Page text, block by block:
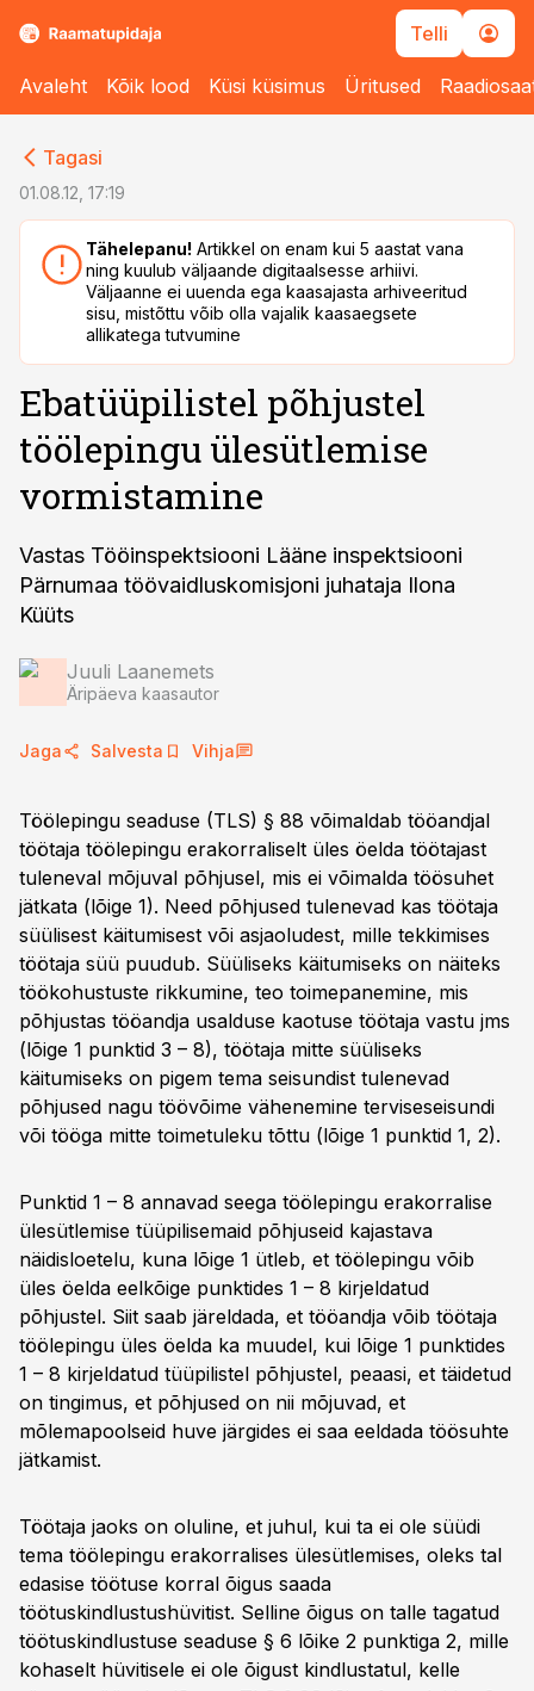
Telli
Avaleht Kõik lood Küsi küsimus Üritused
Tagasi
01.08.12, 17:19
Tähelepanu! Artikkel on enam kui 5 aastat vana
ning kuulub väljaande digitaalsesse arhiivi.
Väljaanne ei uuenda ega kaasajasta arhiveeritud
sisu, mistõttu võib olla vajalik kaasaegsete
allikatega tutvumine
Ebatüüpilistel põhjustel
töölepingu ülesütlemise
vormistamine
Vastas Tööinspektsiooni Lääne inspektsiooni
Pärnumaa töövaidluskomisjoni juhataja Ilona
Küüts
Juuli Laanemets
Äripäeva kaasautor
Jaga Salvesta Vihja
Töölepingu seaduse (TLS) § 88 võimaldab tööandjal
töötaja töölepingu erakorraliselt üles öelda töötajast
tuleneval mõjuval põhjusel, mis ei võimalda töösuhet
jätkata (lõige 1). Need põhjused tulenevad kas töötaja
süülisest käitumisest või asjaoludest, mille tekkimises
töötaja süü puudub. Süüliseks käitumiseks on näiteks
töökohustuste rikkumine, teo toimepanemine, mis
põhjustas tööandja usalduse kaotuse töötaja vastu jms
(lõige 1 punktid 3 – 8), töötaja mitte süüliseks
käitumiseks on pigem tema seisundist tulenevad
põhjused nagu töövõime vähenemine terviseseisundi
või tööga mitte toimetuleku tõttu (lõige 1 punktid 1, 2).
Punktid 1 – 8 annavad seega töölepingu erakorralise
ülesütlemise tüüpilisemaid põhjuseid kajastava
näidisloetelu, kuna lõige 1 ütleb, et töölepingu võib
üles öelda eelkõige punktides 1 – 8 kirjeldatud
põhjustel. Siit saab järeldada, et tööandja võib töötaja
töölepingu üles öelda ka muudel, kui lõige 1 punktides
1 – 8 kirjeldatud tüüpilistel põhjustel, peaasi, et täidetud
on tingimus, et põhjused on nii mõjuvad, et
mõlemapoolseid huve järgides ei saa eeldada töösuhte
jätkamist.
Töötaja jaoks on oluline, et juhul, kui ta ei ole süüdi
tema töölepingu erakorralises ülesütlemises, oleks tal
edasise töötuse korral õigus saada
töötuskindlustushüvitist. Selline õigus on talle tagatud
töötuskindlustuse seaduse § 6 lõike 2 punktiga 2, mille
kohaselt hüvitisele ei ole õigust kindlustatul, kelle